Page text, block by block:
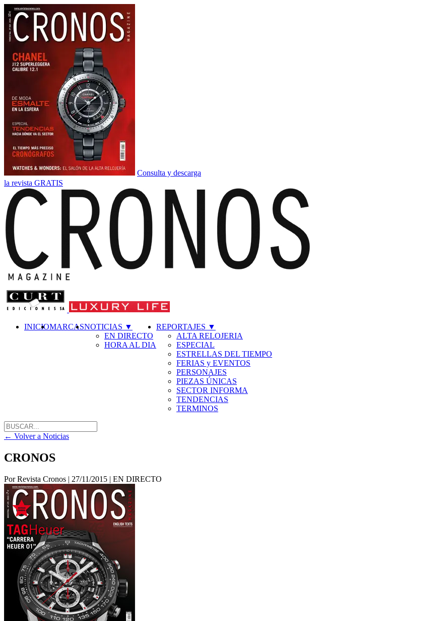
Consulta y descarga
la revista GRATIS
INICIOMARCASNOTICIAS ▼
EN DIRECTO
HORA AL DIA
REPORTAJES ▼
ALTA RELOJERIA
ESPECIAL
ESTRELLAS DEL TIEMPO
FERIAS y EVENTOS
PERSONAJES
PIEZAS ÚNICAS
SECTOR INFORMA
TENDENCIAS
TERMINOS
← Volver a Noticias
CRONOS
Por Revista Cronos | 27/11/2015 | EN DIRECTO